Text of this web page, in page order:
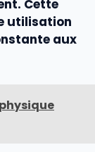
Cette
utilisation
aux